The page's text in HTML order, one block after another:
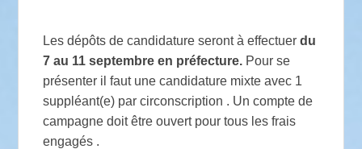
Les dépôts de candidature seront à effectuerdu
7 au 11 septembre en préfecture. Pour se
présenter il faut une candidature mixte avec 1
suppléant(e) par circonscription . Un compte de
campagne doit être ouvert pour tous les frais
engagés .